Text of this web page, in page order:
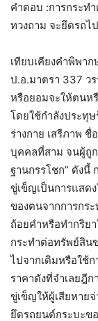
คำตอบ :การกระท
ทวงถาม จะยึดรถไ
เทียบเคียงคำพิพา
ป.อ.มาตรา 337 ว
หรือยอมจะให้ตนห
โดยใช้กำลังประทุ
ร่างกาย เสรีภาพ
บุคคลที่สาม จนผู้ถู
ฐานกรรโชก” ดังนี้
ขู่เข็ญเป็นการแสด
ของตนจากการกร
ถ้อยคำหรือทำกริย
กระทำต่อทรัพย์สิน
ไปจากเดิมหรือใช้
ราคาดังที่จำเลยฎีก
ขู่เข็ญให้ผู้เสียหาย
ยึดรถยนต์กระบะข